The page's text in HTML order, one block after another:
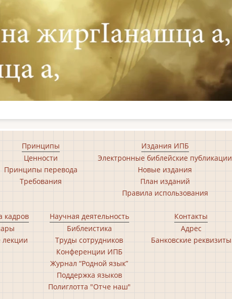
Принципы
Ценности
Принципы перевода
Требования
Издания ИПБ
Электронные библейские публикации
Новые издания
План изданий
Правила использования
кадров
Научная деятельность
Библеистика
Труды сотрудников
Конференции ИПБ
Журнал “Родной язык”
Поддержка языков
Полиглотта "Отче наш"
Контакты
Адрес
Банковские реквизиты